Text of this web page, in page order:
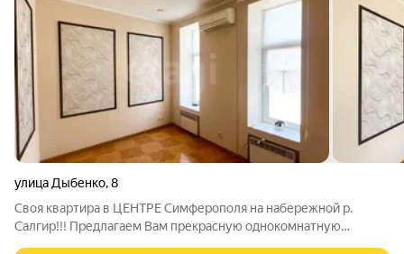
улица Дыбенко,8
Своя квартира в ЦЕНТРЕ Симферополя на набережной р.
Салгир!!! Предлагаем Вам прекрасную однокомнатную